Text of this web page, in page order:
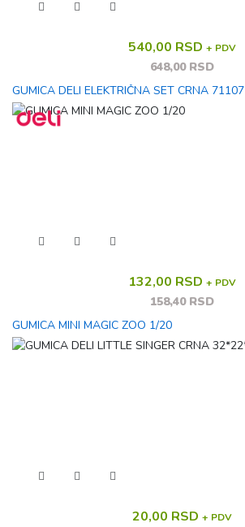
540,00 RSD + PDV
648,00 RSD
GUMICA DELI ELEKTRIČNA SET CRNA 71107
132,00 RSD + PDV
158,40 RSD
GUMICA MINI MAGIC ZOO 1/20
20,00 RSD + PDV